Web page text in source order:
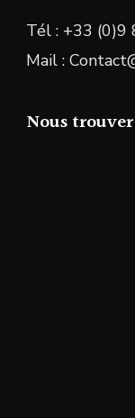
Tél : +33 (0)9
Mail :
Nous trouver